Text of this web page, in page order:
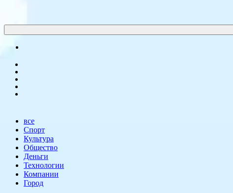
все
Спорт
Культура
Общество
Деньги
Технологии
Компании
Город